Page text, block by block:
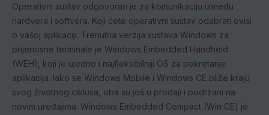
Operativni sustav odgovoran je za komunikaciju između
hardvera i softvera. Koji ćete operativni sustav odabrati ovisi
o vašoj aplikaciji. Trenutna verzija sustava Windows za
prijenosne terminale je Windows Embedded Handheld
(WEH), koji je ujedno i najfleksibilniji OS za pokretanje
aplikacija. Iako se Windows Mobile i Windows CE bliže kraju
svog životnog ciklusa, oba su još u prodaji i podržani na
novim uređajima. Windows Embedded Compact (Win CE) je